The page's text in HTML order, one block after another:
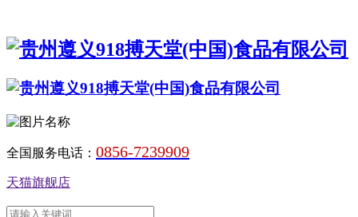
全国服务电话： 0856-7239909
天猫旗舰店